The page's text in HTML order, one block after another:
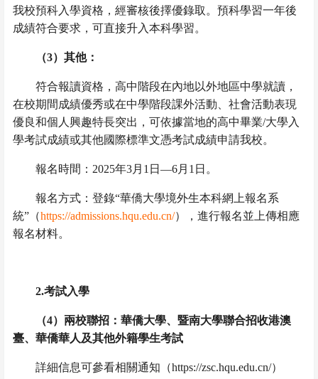
我校預科入學資格，經審核後擇優錄取。預科學習一年後
成績符合要求，可直接升入本科學習。
（3）其他：
符合報讀資格，高中階段在內地以外地區中學就讀，
在校期間成績優秀或在中學階段課外活動、社會活動表現
優良和個人興趣特長突出，可依據當地的高中畢業/大學入
學考試成績或其他國際標準文憑考試成績申請我校。
報名時間： 2025年3月 1 日—6月 1 日。
報名方式：登錄“華僑大學境外生本科網上報名系
統”（https://admissions.hqu.edu.cn/），進行報名並上傳相應
報名材料。
2.考試入學
（4） 兩校聯招：華僑大學、暨南大學聯合招收港澳
臺、華僑華人及其他外籍學生考試
詳細信息可參看相關通知（https://zsc.hqu.edu.cn/）